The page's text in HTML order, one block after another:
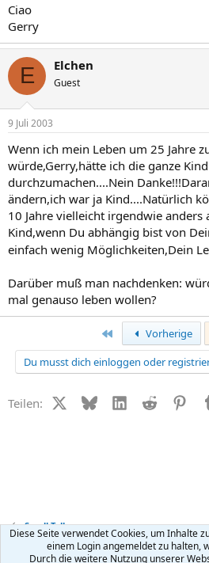
Ciao
Gerry
E Elchen
Guest
9 Juli 2003
Wenn ich mein Leben um 25 Jahre
würde,Gerry,hätte ich die ganze
durchzumachen....Nein
ändern,ich war ja Kind....Natürlich
10 Jahre vielleicht irgendwie anders
Kind,wenn Du abhängig bist von
einfach wenig Möglichkeiten,Dein
Darüber muß man nachdenken:
mal genauso leben wollen?
Erste Vorherige
Du musst dich einloggen oder
Teilen: X (Twitter)
BlueskyLinkedIn
Reddit
Small Talk
Kontakt Nutzungsbedingungen
Diese Seite verwendet Cookies, um Inhalte
einem Login angemeldet zu halten,
Durch die weitere Nutzung unserer